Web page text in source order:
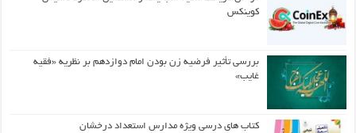
کوینکس
بررسی تأثیر فرضیه زن بودن امام دوازدهم بر نظریه «فقیه
غایب»
کتاب های درسی ویژه مدارس استعداد درخشان